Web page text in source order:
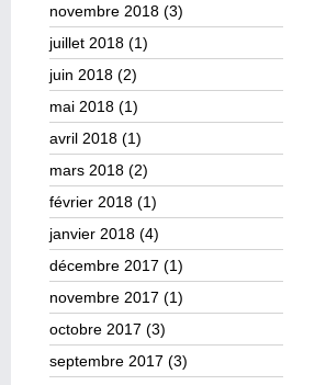
novembre 2018 (3)
juillet 2018 (1)
juin 2018 (2)
mai 2018 (1)
avril 2018 (1)
mars 2018 (2)
février 2018 (1)
janvier 2018 (4)
décembre 2017 (1)
novembre 2017 (1)
octobre 2017 (3)
septembre 2017 (3)